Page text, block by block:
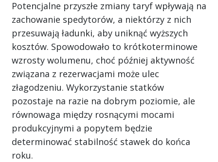
Potencjalne przyszłe zmiany taryf wpływają na
zachowanie spedytorów, a niektórzy z nich
przesuwają ładunki, aby uniknąć wyższych
kosztów. Spowodowało to krótkoterminowe
wzrosty wolumenu, choć później aktywność
związana z rezerwacjami może ulec
złagodzeniu. Wykorzystanie statków
pozostaje na razie na dobrym poziomie, ale
równowaga między rosnącymi mocami
produkcyjnymi a popytem będzie
determinować stabilność stawek do końca
roku.